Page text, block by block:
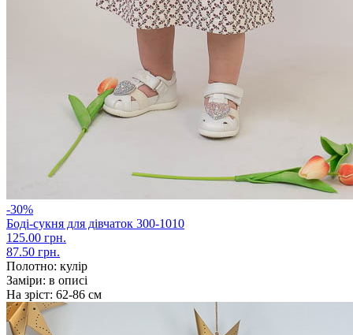
-30%
Боді-сукня для дівчаток 300-1010
125.00 грн.
87.50 грн.
Полотно: кулір
Заміри: в описі
На зріст: 62-86 см